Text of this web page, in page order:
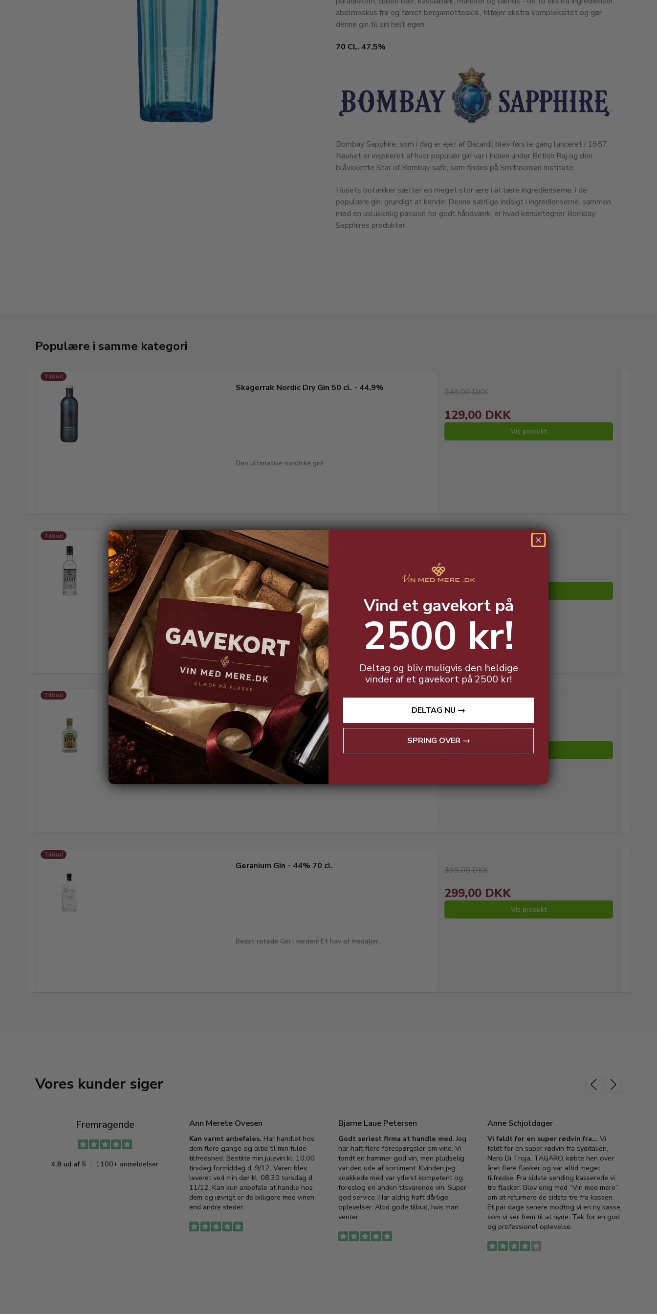
abelmoskus frø og tørret bergamotteskal, tilføjer ekstra kompleksitet og gør
denne gin til sin helt egen.
70 CL. 47,5%
Bombay Sapphire, som i dag er ejet af Bacardí, blev første gang lanceret i 1987.
Navnet er inspireret af hvor populær gin var i Indien under British Raj og den
blåviolette Star of Bombay safir, som findes på Smithsonian Institute.
Husets botaniker sætter en meget stor ære i at lære ingredienserne, i de
populære gin, grundigt at kende. Denne særlige indsigt i ingredienserne, sammen
med en uslukkelig passion for godt håndværk, er hvad kendetegner Bombay
Sapphires produkter.
Populære i samme kategori
Tilbud
Skagerrak Nordic Dry Gin 50 cl. - 44,9%
Den ultimative nordiske gin!
249,00 DKK
129,00 DKK
Vis produkt
Tilbud
The GOAT Gin 37,5% - 70 cl.
129,00 DKK
Tilbud
Old Lady's London Dry Gin 20 cl. - 37,5%
KUN 29 kr. pr. flaske (20 CL.)
55,00 DKK v/ 4 stk.
29,00 DKKv/ 4 stk.
Tilbud
Geranium Gin - 44% 70 cl.
Bedst ratede Gin i verden! Et hav af medaljer.
399,00 DKK
299,00 DKK
Vis produkt
Vores kunder siger
Fremragende
4.8 ud af 5 1100+ anmeldelser
Ann Merete Ovesen
Kan varmt anbefales. Har handlet hos
dem flere gange og altid til min fulde
tilfredshed. Bestilte min julevin kl. 10.00
tirsdag formiddag d. 9/12. Varen blev
leveret ved min dør kl. 08.30 torsdag d.
11/12. Kan kun anbefale at handle hos
dem og iøvrigt er de billigere med vinen
end andre steder.
Bjarne Laue Petersen
Godt seriøst firma at handle med. Jeg
har haft flere forespørgsler om vine. Vi
fandt en hammer god vin, men pludselig
var den ude af sortiment. Kvinden jeg
snakkede med var yderst kompetent og
foreslog en anden tilsvarende vin. Super
god service. Har aldrig haft dårlige
oplevelser. Altid gode tilbud, hvis man
venter
Anne Schjoldager
Vi faldt for en super rødvin fra… Vi
faldt for en super rødvin fra syditalien,
Nero Di Troja, TAGARO, købte hen over
året flere flasker og var altid meget
tilfredse. Fra sidste sending kasserede vi
tre flasker. Blev enig med “Vin med mere”
om at returnere de sidste tre fra kassen.
Et par dage senere modtog vi en ny kasse,
som vi ser frem til at nyde. Tak for en god
og professionel oplevelse.
Vind et gavekort på
2500 kr!
Deltag og bliv muligvis den heldige
vinder af et gavekort på 2500 kr!
DELTAG NU →
SPRING OVER →